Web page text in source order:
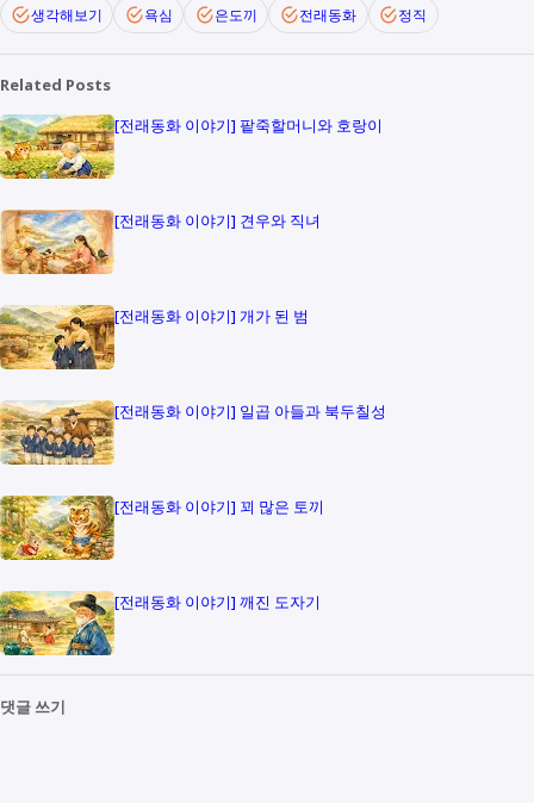
생각해보기
욕심 은도끼 전래동화 정직
Related Posts
[전래동화 이야기] 팥죽할머니와 호랑이
[전래동화 이야기] 견우와 직녀
[전래동화 이야기] 개가 된 범
[전래동화 이야기] 일곱 아들과 북두칠성
[전래동화 이야기] 꾀 많은 토끼
[전래동화 이야기] 깨진 도자기
댓글 쓰기